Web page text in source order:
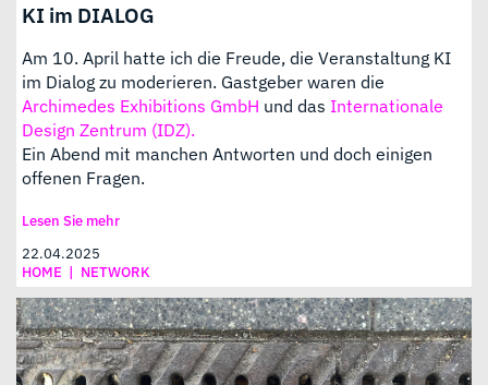
KI im DIALOG
Am 10. April hatte ich die Freude, die Veranstaltung KI
im Dialog zu moderieren. Gastgeber waren die
Archimedes Exhibitions GmbH und das Internationale
Design Zentrum (IDZ).
Ein Abend mit manchen Antworten und doch einigen
offenen Fragen.
Lesen Sie mehr
22.04.2025
HOME | NETWORK